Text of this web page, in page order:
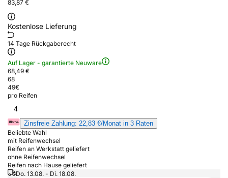
83,87 €
Kostenlose Lieferung
14 Tage Rückgaberecht
Auf Lager - garantierte Neuware
68,49 €
68
49€
pro Reifen
4
Zinsfreie Zahlung: 22,83 €/Monat in 3 Raten
Beliebte Wahl
mit Reifenwechsel
Reifen an Werkstatt geliefert
ohne Reifenwechsel
Reifen nach Hause geliefert
Do. 13.08. - Di. 18.08.